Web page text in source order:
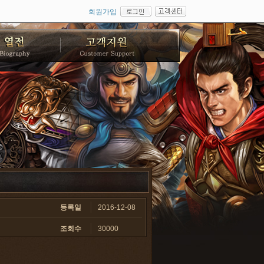
회원가입
등록일 2016-12-08
조회수 30000